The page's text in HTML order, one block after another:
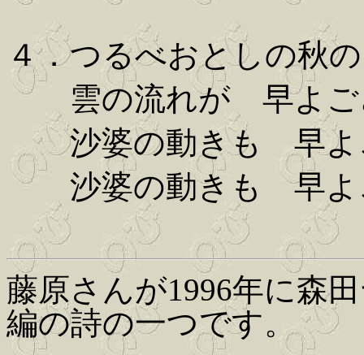
４．つるべおとしの秋
雲の流れが 早よご
沙婆の動きも 早よ
沙婆の動きも 早よ
藤原さんが1996年に森
編の詩の一つです。